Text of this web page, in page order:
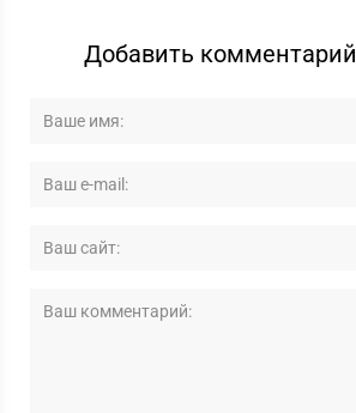
Добавить комментарий